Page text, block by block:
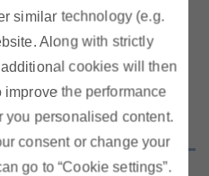
similar technology (e.g.
Along with strictly
cookies will then
the performance
you personalised content.
consent or change your
go to “Cookie settings”.
von Freistellungen (0,3